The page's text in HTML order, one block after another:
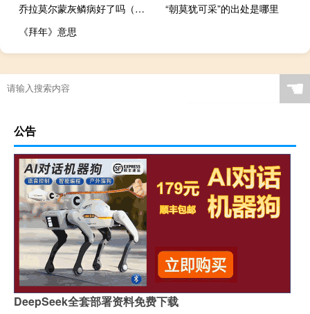
乔拉莫尔蒙灰鳞病好了吗（乔拉莫尔蒙）
“朝莫犹可采”的出处是哪里
《拜年》意思
☚
公告
DeepSeek全套部署资料免费下载